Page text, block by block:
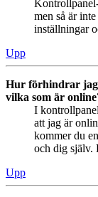
men så är
inställningar
Upp
Hur förhindrar jag
vilka som är
I
att jag är
kommer du
och dig själv.
Upp